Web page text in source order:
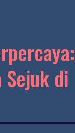
Sejuk di